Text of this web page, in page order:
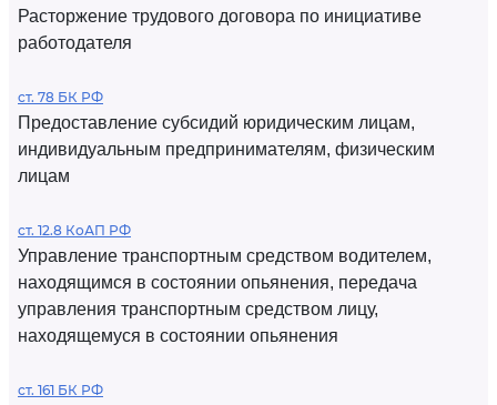
Расторжение трудового договора по инициативе
работодателя
ст. 78 БК РФ
Предоставление субсидий юридическим лицам,
индивидуальным предпринимателям, физическим
лицам
ст. 12.8 КоАП РФ
Управление транспортным средством водителем,
находящимся в состоянии опьянения, передача
управления транспортным средством лицу,
находящемуся в состоянии опьянения
ст. 161 БК РФ